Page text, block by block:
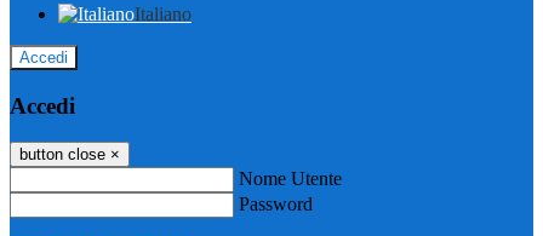
Italiano
Accedi
Accedi
button close ×
Nome Utente
Password